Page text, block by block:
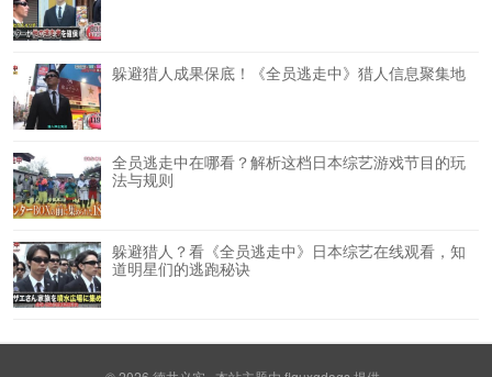
躲避猎人成果保底！《全员逃走中》猎人信息聚集地
全员逃走中在哪看？解析这档日本综艺游戏节目的玩
法与规则
躲避猎人？看《全员逃走中》日本综艺在线观看，知
道明星们的逃跑秘诀